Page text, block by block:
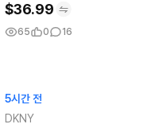
$36.99
65 0 16
5시간 전
DKNY